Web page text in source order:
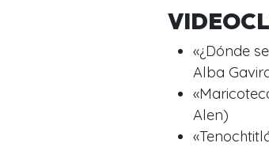
«¿Dónde
Alba
Alen)